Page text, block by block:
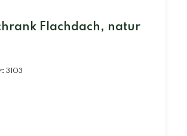
Flachdach, natur
3103